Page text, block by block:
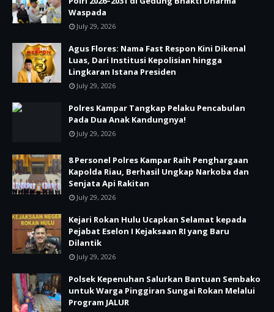
Waspada
July 29, 2026
Agus Flores: Nama Fast Respon Kini Dikenal
Luas, Dari Institusi Kepolisian hingga
Lingkaran Istana Presiden
July 29, 2026
Polres Kampar Tangkap Pelaku Pencabulan
Pada Dua Anak Kandungnya!
July 29, 2026
8 Personel Polres Kampar Raih Penghargaan
Kapolda Riau, Berhasil Ungkap Narkoba dan
Senjata Api Rakitan
July 29, 2026
Kejari Rokan Hulu Ucapkan Selamat kepada
Pejabat Eselon I Kejaksaan RI yang Baru
Dilantik
July 29, 2026
Polsek Kepenuhan Salurkan Bantuan Sembako
untuk Warga Pinggiran Sungai Rokan Melalui
Program JALUR